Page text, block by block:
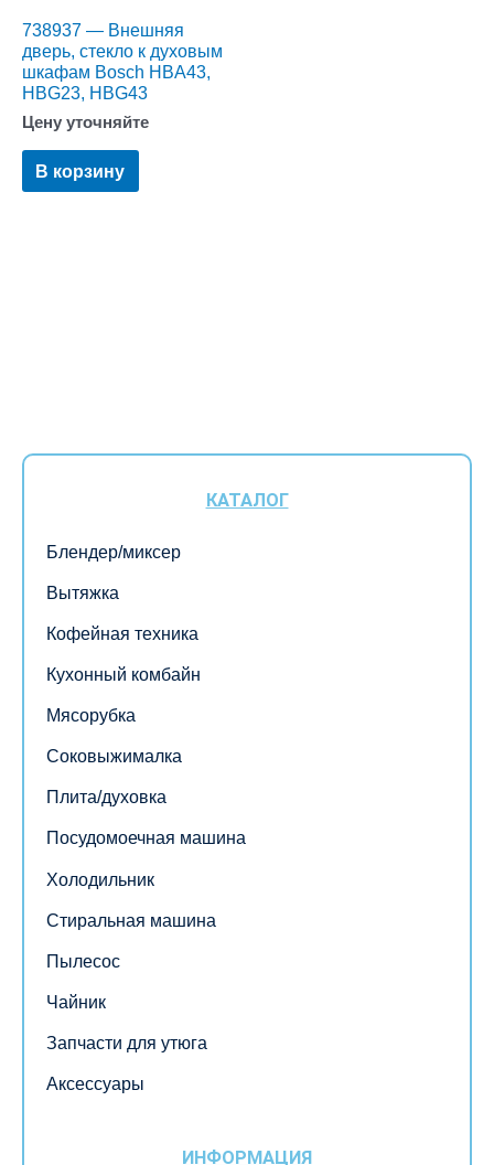
КАТАЛОГ
Блендер/миксер
Вытяжка
Кофейная техника
Кухонный комбайн
Мясорубка
Соковыжималка
Плита/духовка
Посудомоечная машина
Холодильник
Стиральная машина
Пылесос
Чайник
Запчасти для утюга
Аксессуары
ИНФОРМАЦИЯ
738937 — Внешняя
дверь, стекло к духовым
шкафам Bosch HBA43,
HBG23, HBG43
Цену уточняйте
В корзину